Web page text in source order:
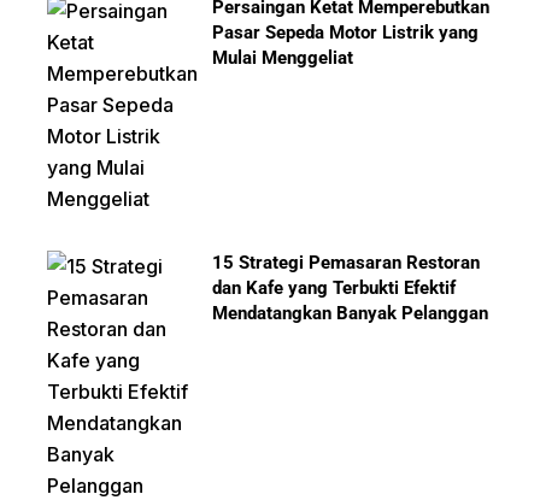
Persaingan Ketat Memperebutkan
Pasar Sepeda Motor Listrik yang
Mulai Menggeliat
15 Strategi Pemasaran Restoran
dan Kafe yang Terbukti Efektif
Mendatangkan Banyak Pelanggan